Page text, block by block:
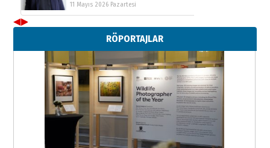
11 Mayıs 2026 Pazartesi
Neşat YALÇIN
Paranın Aile Kültüründeki Yeri
03 Ağustos 2026 Pazartesi
Yıldırım Gündoğdu
HAVVA’NIN ÜÇ KIZI
09 Temmuz 2026 Perşembe
Yusuf POLAT
◀▶
RÖPORTAJLAR